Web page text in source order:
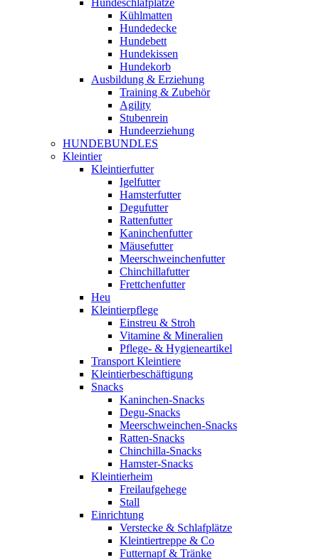
Hundeschlafplätze
Kühlmatten
Hundedecke
Hundebett
Hundekissen
Hundekorb
Ausbildung & Erziehung
Training & Zubehör
Agility
Stubenrein
Hundeerziehung
HUNDEBUNDLES
Kleintier
Kleintierfutter
Igelfutter
Hamsterfutter
Degufutter
Rattenfutter
Kaninchenfutter
Mäusefutter
Meerschweinchenfutter
Chinchillafutter
Frettchenfutter
Heu
Kleintierpflege
Einstreu & Stroh
Vitamine & Mineralien
Pflege- & Hygieneartikel
Transport Kleintiere
Kleintierbeschäftigung
Snacks
Kaninchen-Snacks
Degu-Snacks
Meerschweinchen-Snacks
Ratten-Snacks
Chinchilla-Snacks
Hamster-Snacks
Kleintierheim
Freilaufgehege
Stall
Einrichtung
Verstecke & Schlafplätze
Kleintiertreppe & Co
Futternapf & Tränke